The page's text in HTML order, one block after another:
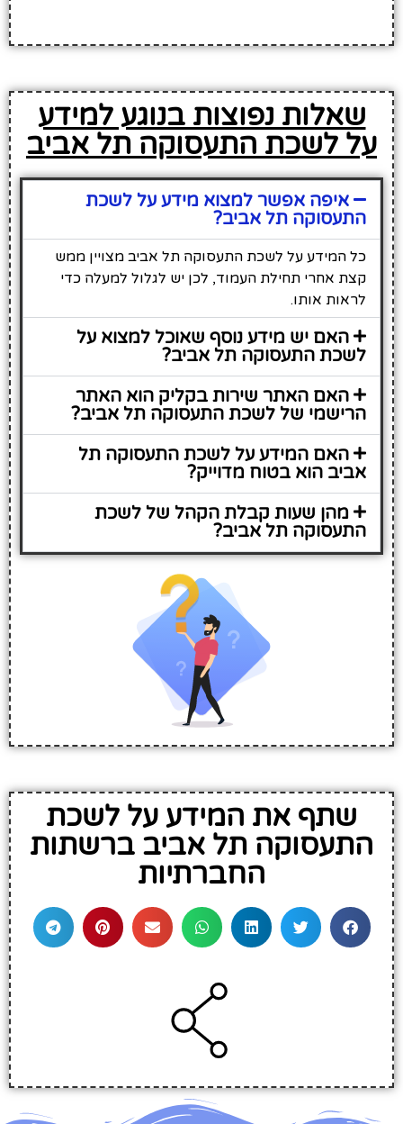
שאלות נפוצות בנוגע למידע
על לשכת התעסוקה תל אביב
איפה אפשר למצוא מידע על לשכת
התעסוקה תל אביב?
כל המידע על לשכת התעסוקה תל אביב מצויין ממש
קצת אחרי תחילת העמוד, לכן יש לגלול למעלה כדי
לראות אותו.
האם יש מידע נוסף שאוכל למצוא על
לשכת התעסוקה תל אביב?
האם האתר שירות בקליק הוא האתר
הרישמי של לשכת התעסוקה תל אביב?
האם המידע על לשכת התעסוקה תל
אביב הוא בטוח מדוייק?
מהן שעות קבלת הקהל של לשכת
התעסוקה תל אביב?
שתף את המידע על לשכת
התעסוקה תל אביב ברשתות
החברתיות